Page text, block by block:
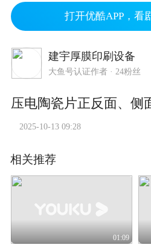
打开优酷APP，看
建宇厚膜印刷设备
大鱼号认证作者 · 24粉丝
2025-10-13 09:28
相关推荐
01:09